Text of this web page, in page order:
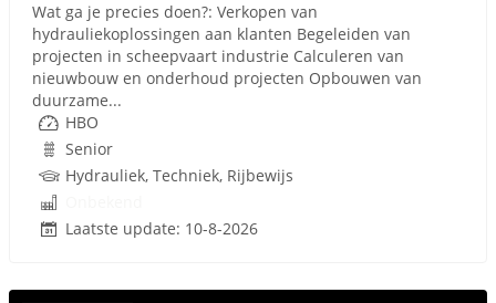
Wat ga je precies doen?: Verkopen van
hydrauliekoplossingen aan klanten Begeleiden van
projecten in scheepvaart industrie Calculeren van
nieuwbouw en onderhoud projecten Opbouwen van
duurzame...
HBO
Senior
Hydrauliek, Techniek, Rijbewijs
Laatste update: 10-8-2026